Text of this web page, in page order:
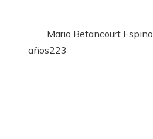
Mario Betancourt Espino
años223